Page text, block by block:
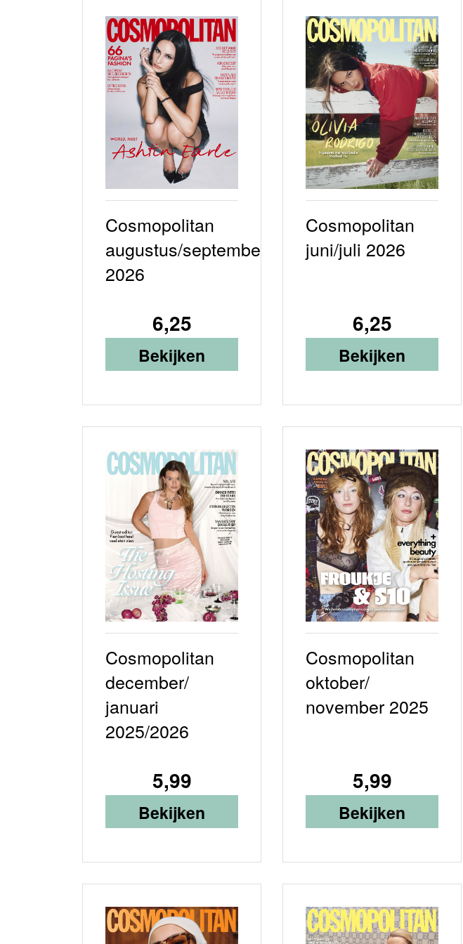
Cosmopolitan
augustus/september
2026
6,25
Bekijken
Cosmopolitan
juni/juli 2026
6,25
Bekijken
Cosmopolitan
december/
januari
2025/2026
5,99
Bekijken
Cosmopolitan
oktober/
november 2025
5,99
Bekijken